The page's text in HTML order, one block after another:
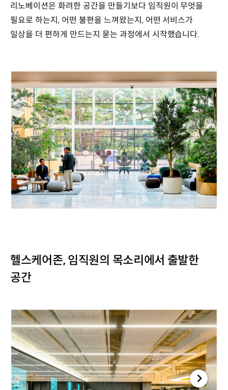
리노베이션은 화려한 공간을 만들기보다 임직원이 무엇을
필요로 하는지, 어떤 불편을 느껴왔는지, 어떤 서비스가
일상을 더 편하게 만드는지 묻는 과정에서 시작했습니다.
헬스케어존, 임직원의 목소리에서 출발한
공간